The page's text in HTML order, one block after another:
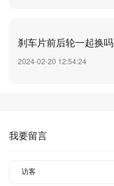
刹车片前后轮一起换吗
2024-02-20 12:54:24
我要留言